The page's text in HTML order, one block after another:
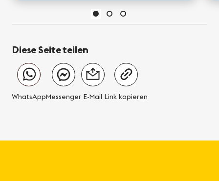
keen traveller, you too can take...
Diese Seite teilen
WhatsAppMessenger E-Mail Link kopieren